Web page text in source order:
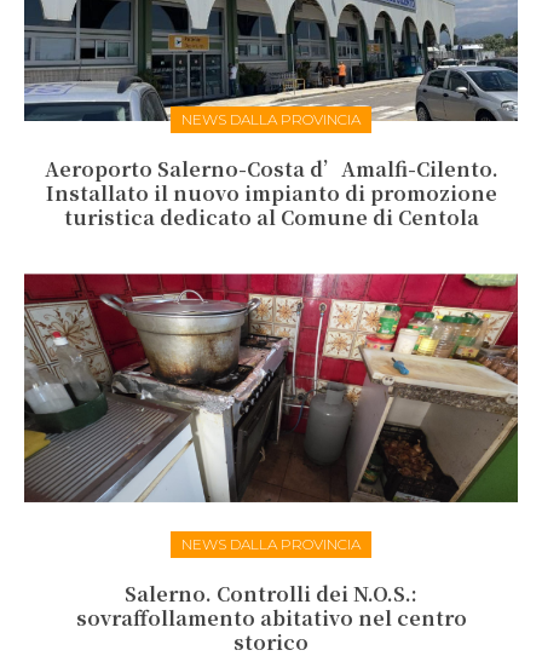
NEWS DALLA PROVINCIA
Aeroporto Salerno-Costa d’Amalfi-Cilento.
Installato il nuovo impianto di promozione
turistica dedicato al Comune di Centola
NEWS DALLA PROVINCIA
Salerno. Controlli dei N.O.S.:
sovraffollamento abitativo nel centro
storico